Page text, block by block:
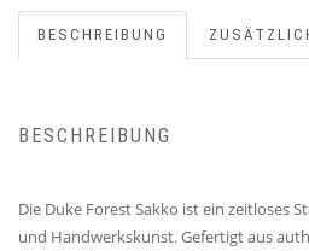
BESCHREIBUNG
BESCHREIBUNG
Die Duke Forest Sakko ist ein zeitloses
und Handwerkskunst. Gefertigt aus